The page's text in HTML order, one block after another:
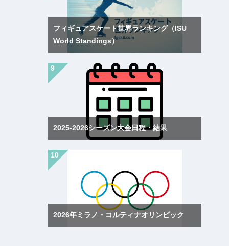
フィギュアスケート世界ランキング（ISU
World Standings）
2025-2026シーズン大会日程・結果
2026年ミラノ・コルティナオリンピック